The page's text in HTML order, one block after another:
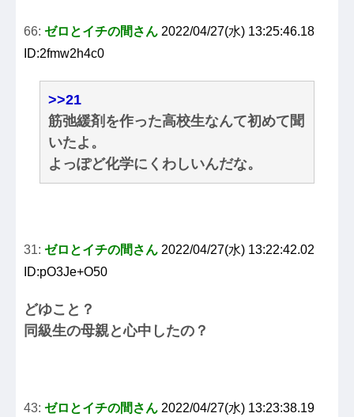
66: ゼロとイチの間さん 2022/04/27(水) 13:25:46.18
ID:2fmw2h4c0
>>21
筋弛緩剤を作った高校生なんて初めて聞
いたよ。
よっぽど化学にくわしいんだな。
31: ゼロとイチの間さん 2022/04/27(水) 13:22:42.02
ID:pO3Je+O50
どゆこと？
同級生の母親と心中したの？
43: ゼロとイチの間さん 2022/04/27(水) 13:23:38.19